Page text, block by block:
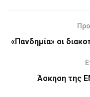
«Πανδημία» οι
Άσκηση της